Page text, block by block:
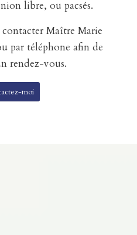
libre, ou pacsés.
contacter Maître Marie
par téléphone afin de
rendez-vous.
moi